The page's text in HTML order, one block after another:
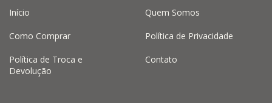
Início Quem Somos
Como Comprar Política de Privacidade
Política de Troca e
Devolução
Contato